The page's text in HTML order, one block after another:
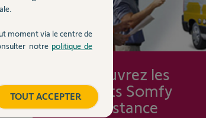
Découvrez les
forfaits Somfy
Assistance
moment via le centre de
notre politique de
TOUT ACCEPTER